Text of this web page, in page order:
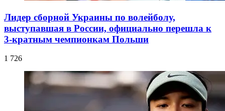
Лидер сборной Украины по волейболу,
выступавшая в России, официально перешла к
3-кратным чемпионкам Польши
1 726